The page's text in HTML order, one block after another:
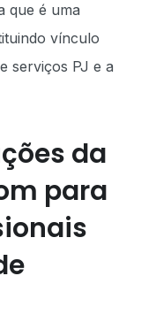
que é uma
vínculo
serviços PJ e a
da
para